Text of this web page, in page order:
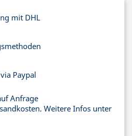
mit DHL
Paypal
Anfrage
Weitere Infos unter